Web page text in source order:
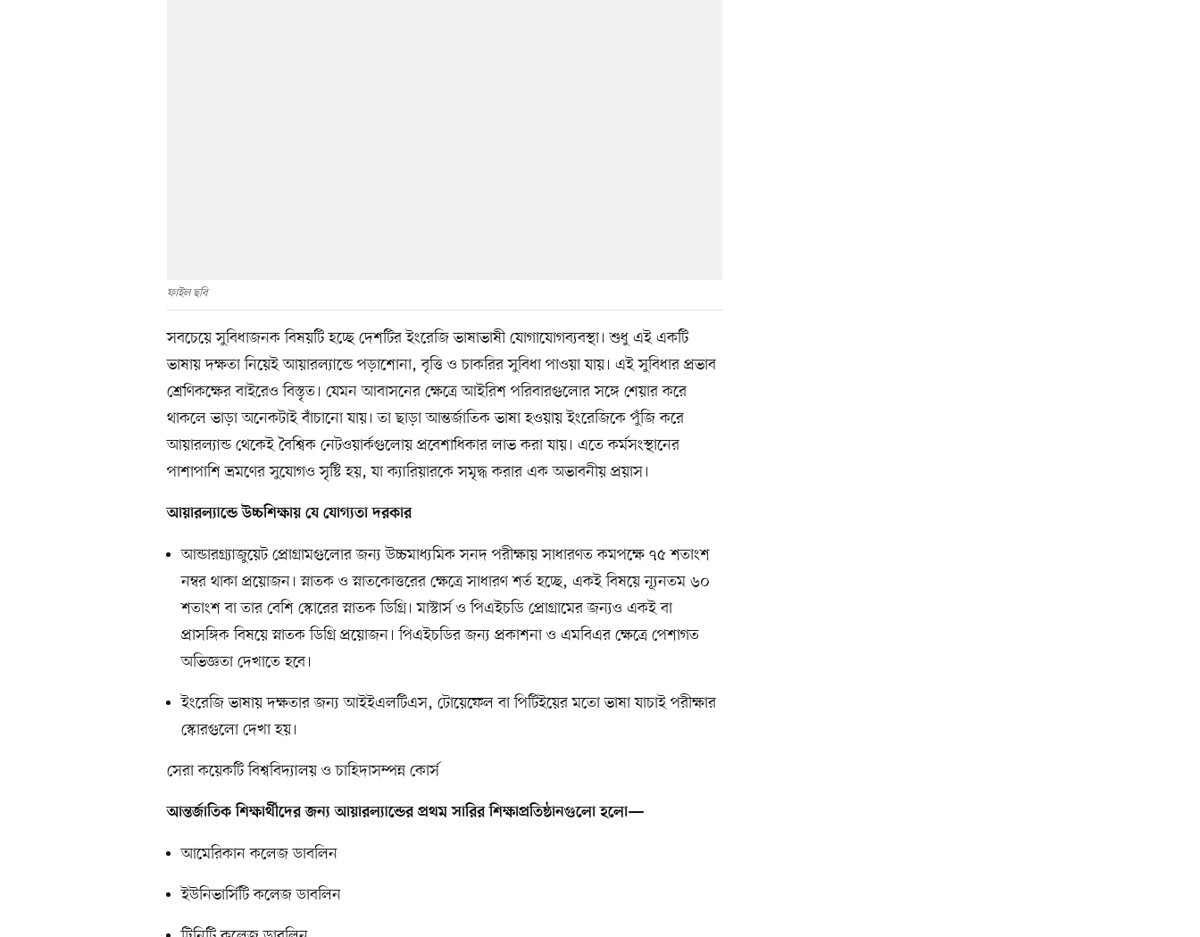
ফাইল ছবি
সবচেয়ে সুবিধাজনক বিষয়টি হচ্ছে দেশটির ইংরেজি ভাষাভাষী যোগাযোগব্যবস্থা। শুধু এই একটি
ভাষায় দক্ষতা নিয়েই আয়ারল্যান্ডে পড়াশোনা, বৃত্তি ও চাকরির সুবিধা পাওয়া যায়। এই সুবিধার প্রভাব
শ্রেণিকক্ষের বাইরেও বিস্তৃত। যেমন আবাসনের ক্ষেত্রে আইরিশ পরিবারগুলোর সঙ্গে শেয়ার করে
থাকলে ভাড়া অনেকটাই বাঁচানো যায়। তা ছাড়া আন্তর্জাতিক ভাষা হওয়ায় ইংরেজিকে পুঁজি করে
আয়ারল্যান্ড থেকেই বৈশ্বিক নেটওয়ার্কগুলোয় প্রবেশাধিকার লাভ করা যায়। এতে কর্মসংস্থানের
পাশাপাশি ভ্রমণের সুযোগও সৃষ্টি হয়, যা ক্যারিয়ারকে সমৃদ্ধ করার এক অভাবনীয় প্রয়াস।
আয়ারল্যান্ডে উচ্চশিক্ষায় যে যোগ্যতা দরকার
আন্ডারগ্র্যাজুয়েট প্রোগ্রামগুলোর জন্য উচ্চমাধ্যমিক সনদ পরীক্ষায় সাধারণত কমপক্ষে ৭৫ শতাংশ
নম্বর থাকা প্রয়োজন। স্নাতক ও স্নাতকোত্তরের ক্ষেত্রে সাধারণ শর্ত হচ্ছে, একই বিষয়ে ন্যূনতম ৬০
শতাংশ বা তার বেশি স্কোরের স্নাতক ডিগ্রি। মাস্টার্স ও পিএইচডি প্রোগ্রামের জন্যও একই বা
প্রাসঙ্গিক বিষয়ে স্নাতক ডিগ্রি প্রয়োজন। পিএইচডির জন্য প্রকাশনা ও এমবিএর ক্ষেত্রে পেশাগত
অভিজ্ঞতা দেখাতে হবে।
ইংরেজি ভাষায় দক্ষতার জন্য আইইএলটিএস, টোয়েফেল বা পিটিইয়ের মতো ভাষা যাচাই পরীক্ষার
স্কোরগুলো দেখা হয়।
সেরা কয়েকটি বিশ্ববিদ্যালয় ও চাহিদাসম্পন্ন কোর্স
আন্তর্জাতিক শিক্ষার্থীদের জন্য আয়ারল্যান্ডের প্রথম সারির শিক্ষাপ্রতিষ্ঠানগুলো হলো—
আমেরিকান কলেজ ডাবলিন
ইউনিভার্সিটি কলেজ ডাবলিন